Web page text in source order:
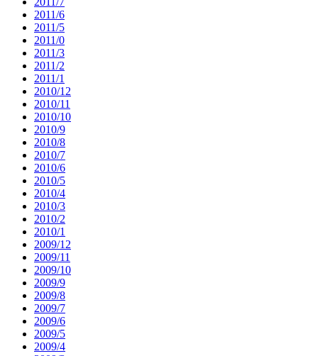
2011/6
2011/5
2011/0
2011/3
2011/2
2011/1
2010/12
2010/11
2010/10
2010/9
2010/8
2010/7
2010/6
2010/5
2010/4
2010/3
2010/2
2010/1
2009/12
2009/11
2009/10
2009/9
2009/8
2009/7
2009/6
2009/5
2009/4